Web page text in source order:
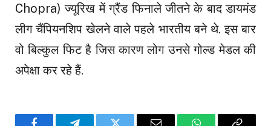
Chopra) ज्यूरिख में ग्रैंड फिनाले जीतने के बाद डायमंड
लीग चैंपियनशिप खेलने वाले पहले भारतीय बने थे. इस बार
वो बिल्कुल फिट है जिस कारण लोग उनसे गोल्ड मेडल की
अपेक्षा कर रहे हैं.